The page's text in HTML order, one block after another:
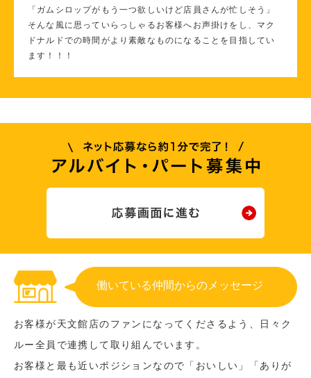
「ガムシロップがもう一つ欲しいけど店員さんが忙しそう」
そんな風に思っていらっしゃるお客様へお声掛けをし、マク
ドナルドでの時間がより素敵なものになることを目指してい
ます！！！
働いている仲間からのメッセージ
お客様が天文館店のファンになってくださるよう、日々ク
ルー全員で連携して取り組んでいます。
お客様と最も近いポジションなので「おいしい」「ありが